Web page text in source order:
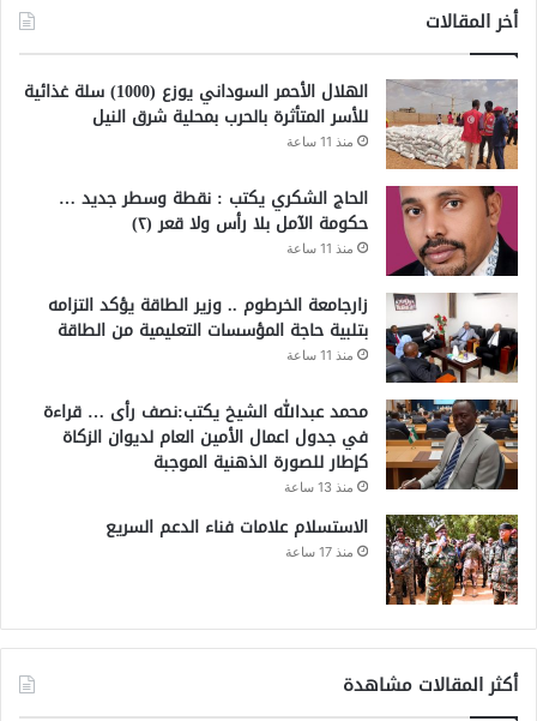
أخر المقالات
الهلال الأحمر السوداني يوزع (1000) سلة غذائية
للأسر المتأثرة بالحرب بمحلية شرق النيل
منذ 11 ساعة
الحاج الشكري يكتب : نقطة وسطر جديد …
حكومة الآمل بلا رأس ولا قعر (٢)
منذ 11 ساعة
زارجامعة الخرطوم .. وزير الطاقة يؤكد التزامه
بتلبية حاجة المؤسسات التعليمية من الطاقة
منذ 11 ساعة
محمد عبدالله الشيخ يكتب:نصف رأى … قراءة
في جدول اعمال الأمين العام لديوان الزكاة
كإطار للصورة الذهنية الموجبة
منذ 13 ساعة
الاستسلام علامات فناء الدعم السريع
منذ 17 ساعة
أكثر المقالات مشاهدة